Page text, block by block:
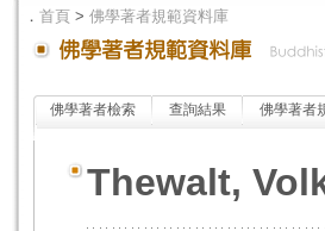
． 首頁 > 佛學著者規範資料庫
佛學著者檢索 查詢結果 佛學著者
Thewalt,